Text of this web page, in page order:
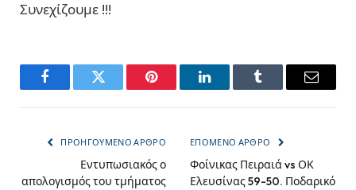
Συνεχίζουμε !!!
FacebookTwitter Pinterest LinkedInTumblr Email
ΠΡΟΗΓΟΎΜΕΝΟ ΆΡΘΡΟ
Εντυπωσιακός ο
απολογισμός του τμήματος
ΕΠΌΜΕΝΟ ΆΡΘΡΟ
Φοίνικας Πειραιά vs ΟΚ
Ελευσίνας 59-50. Ποδαρικό